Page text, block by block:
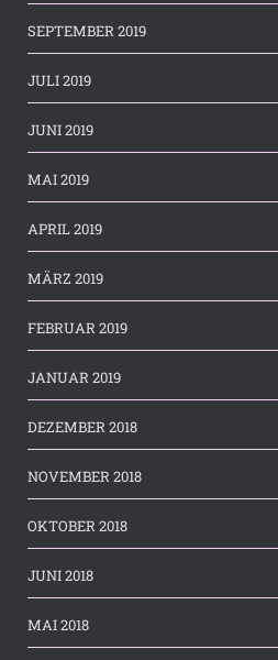
SEPTEMBER 2019
JULI 2019
JUNI 2019
MAI 2019
APRIL 2019
MÄRZ 2019
FEBRUAR 2019
JANUAR 2019
DEZEMBER 2018
NOVEMBER 2018
OKTOBER 2018
JUNI 2018
MAI 2018